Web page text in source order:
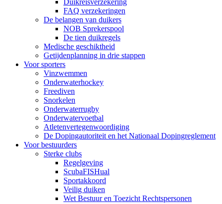
Duikreisverzekering
FAQ verzekeringen
De belangen van duikers
NOB Sprekerspool
De tien duikregels
Medische geschiktheid
Getijdenplanning in drie stappen
Voor sporters
Vinzwemmen
Onderwaterhockey
Freediven
Snorkelen
Onderwaterrugby
Onderwatervoetbal
Atletenvertegenwoordiging
De Dopingautoriteit en het Nationaal Dopingreglement
Voor bestuurders
Sterke clubs
Regelgeving
ScubaFISHual
Sportakkoord
Veilig duiken
Wet Bestuur en Toezicht Rechtspersonen